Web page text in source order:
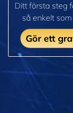
Ditt första steg
så enkelt
Gör ett